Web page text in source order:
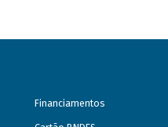
Financiamentos